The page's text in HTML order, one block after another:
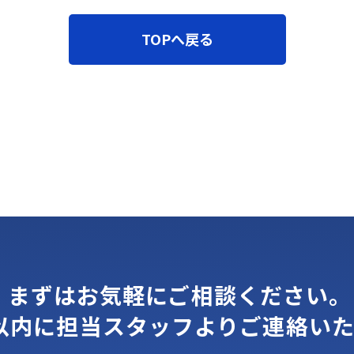
TOPへ戻る
まずはお気軽にご相談ください。
に担当スタッフよりご連絡い